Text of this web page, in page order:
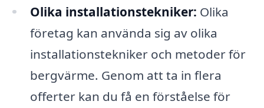
Olika installationstekniker: Olika
företag kan använda sig av olika
installationstekniker och metoder för
bergvärme. Genom att ta in flera
offerter kan du få en förståelse för